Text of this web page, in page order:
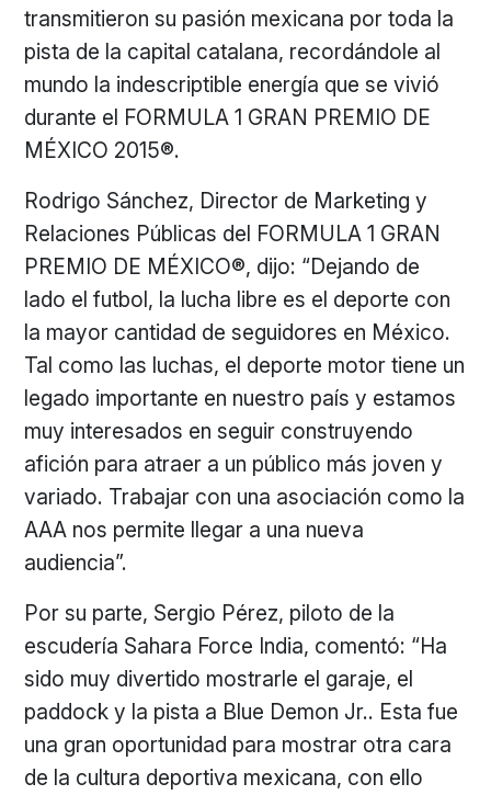
transmitieron su pasión mexicana por toda la
pista de la capital catalana, recordándole al
mundo la indescriptible energía que se vivió
durante el FORMULA 1 GRAN PREMIO DE
MÉXICO 2015®.
Rodrigo Sánchez, Director de Marketing y
Relaciones Públicas del FORMULA 1 GRAN
PREMIO DE MÉXICO®, dijo: “Dejando de
lado el futbol, ​​la lucha libre es el deporte con
la mayor cantidad de seguidores en México.
Tal como las luchas, el deporte motor tiene un
legado importante en nuestro país y estamos
muy interesados en seguir construyendo
afición para atraer a un público más joven y
variado. Trabajar con una asociación como la
AAA nos permite llegar a una nueva
audiencia”.
Por su parte, Sergio Pérez, piloto de la
escudería Sahara Force India, comentó: “Ha
sido muy divertido mostrarle el garaje, el
paddock y la pista a Blue Demon Jr.. Esta fue
una gran oportunidad para mostrar otra cara
de la cultura deportiva mexicana, con ello